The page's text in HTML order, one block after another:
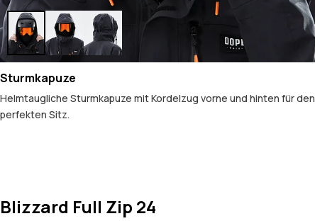
Sturmkapuze
Helmtaugliche Sturmkapuze mit Kordelzug vorne und hinten für den
perfekten Sitz.
Blizzard Full Zip 24